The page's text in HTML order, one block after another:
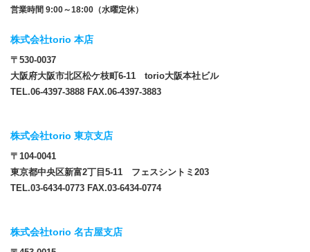
営業時間 9:00～18:00（水曜定休）
株式会社torio 本店
〒530-0037
大阪府大阪市北区松ケ枝町6-11 torio大阪本社ビル
TEL.06-4397-3888 FAX.06-4397-3883
株式会社torio 東京支店
〒104-0041
東京都中央区新富2丁目5-11 フェスシントミ203
TEL.03-6434-0773 FAX.03-6434-0774
株式会社torio 名古屋支店